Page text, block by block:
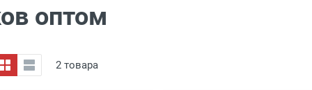
оптом
2 товара